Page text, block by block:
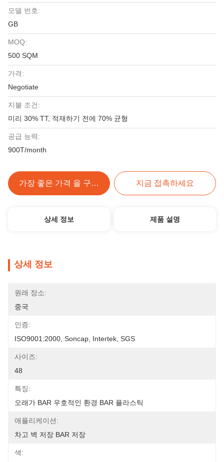
모델 번호:
GB
MOQ:
500 SQM
가격:
Negotiate
지불 조건:
미리 30% TT, 적재하기 전에 70% 균형
공급 능력:
900T/month
가장 좋은 가격 을 구하라 지금 접촉하세요
상세 정보 제품 설명
상세 정보
원래 장소:
중국
인증:
ISO9001:2000, Soncap, Intertek, SGS
사이즈:
48
특징:
오래가 BAR 우호적인 환경 BAR 플라스틱
애플리케이션:
차고 벽 저장 BAR 저장
색: